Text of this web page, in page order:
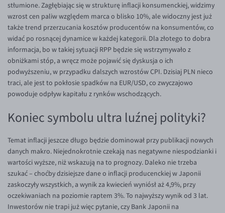
EUR/HKD
EUR/HUF
EUR/ILS
EUR/JPY
EUR/NZD
EUR/RON
EUR/TRY
EUR/ZAR
GBP/USD
USD/CHF
GBP/CHF
stłumione. Zagłębiając się w strukturę inflacji konsumenckiej, widzimy
wzrost cen paliw względem marca o blisko 10%, ale widoczny jest już
także trend przerzucania kosztów producentów na konsumentów, co
widać po rosnącej dynamice w każdej kategorii. Dla złotego to dobra
informacja, bo w takiej sytuacji RPP będzie się wstrzymywało z
obniżkami stóp, a wręcz może pojawić się dyskusja o ich
podwyższeniu, w przypadku dalszych wzrostów CPI. Dzisiaj PLN nieco
traci, ale jest to pokłosie spadków na EUR/USD, co zwyczajowo
powoduje odpływ kapitału z rynków wschodzących.
Koniec symbolu ultra luźnej polityki?
Temat inflacji jeszcze długo będzie dominował przy publikacji nowych
danych makro. Niejednokrotnie czekają nas negatywne niespodzianki i
wartości wyższe, niż wskazują na to prognozy. Daleko nie trzeba
szukać – choćby dzisiejsze dane o inflacji producenckiej w Japonii
zaskoczyły wszystkich, a wynik za kwiecień wyniósł aż 4,9%, przy
oczekiwaniach na poziomie raptem 3%. To najwyższy wynik od 3 lat.
Inwestorów nie trapi już więc pytanie, czy Bank Japonii na